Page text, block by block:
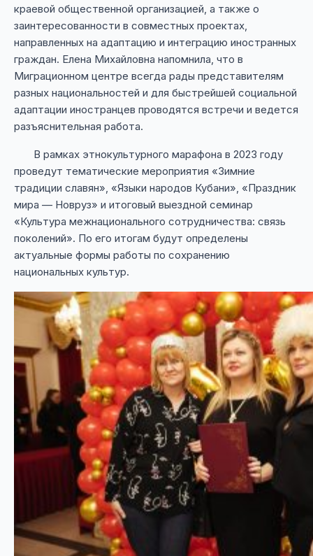
краевой общественной организацией, а также о
заинтересованности в совместных проектах,
направленных на адаптацию и интеграцию иностранных
граждан. Елена Михайловна напомнила, что в
Миграционном центре всегда рады представителям
разных национальностей и для быстрейшей социальной
адаптации иностранцев проводятся встречи и ведется
разъяснительная работа.
В рамках этнокультурного марафона в 2023 году
проведут тематические мероприятия «Зимние
традиции славян», «Языки народов Кубани», «Праздник
мира — Новруз» и итоговый выездной семинар
«Культура межнационального сотрудничества: связь
поколений». По его итогам будут определены
актуальные формы работы по сохранению
национальных культур.